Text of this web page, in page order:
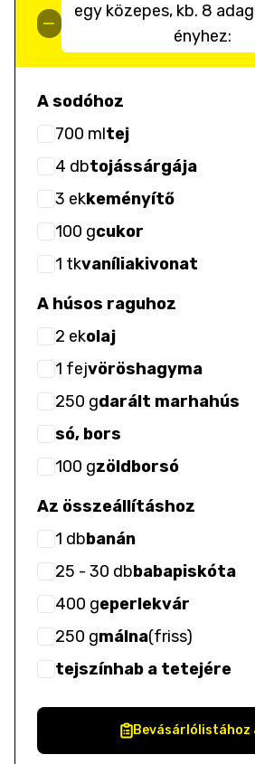
egy közepes, kb. 8
ényhez:
A sodóhoz
700 mltej
4 dbtojássárgája
3 ekkeményítő
100 gcukor
1 tkvaníliakivonat
A húsos raguhoz
2 ekolaj
1 fejvöröshagyma
250 gdarált marhahús
só, bors
100 gzöldborsó
Az összeállításhoz
1 dbbanán
25 - 30 dbbabapiskóta
400 geperlekvár
250 gmálna(friss)
tejszínhab a tetejére
Bevásárlólistához